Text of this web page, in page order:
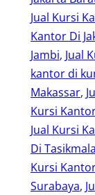
Jual Kursi
Kantor Di
Jambi, Jual
kantor di
Makassar,
Kursi
Jual Kursi
Di
Kursi
Surabaya,